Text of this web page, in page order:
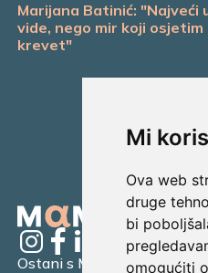
Mi
Ova web
druge
bi
omogućiti
Marijana Batinić: "Najveći
vide, nego mir koji
krevet"
Ostani s Mamagerom